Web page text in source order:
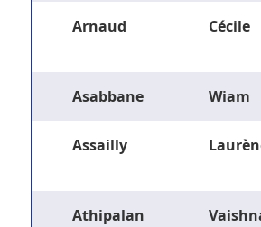
Arnaud Cécile
Asabbane Wiam
Assailly
Athipalan